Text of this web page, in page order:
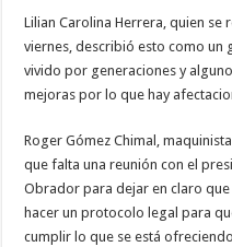
Lilian Carolina Herrera, quien
viernes, describió esto como un
vivido por generaciones y
mejoras por lo que hay
Roger Gómez Chimal,
que falta una reunión con el
Obrador para dejar en claro
hacer un protocolo legal para
cumplir lo que se está